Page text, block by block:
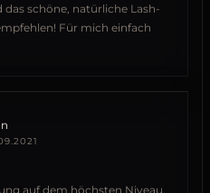
schöne, natürliche Lash-
Für mich einfach
auf dem höchsten Niveau.